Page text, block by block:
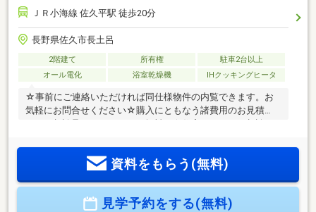
ＪＲ小海線 佐久平駅 徒歩20分
長野県佐久市長土呂
2階建て 所有権
駐車2台以上
オール電化
浴室乾燥機 IHクッキングヒータ
☆事前にご連絡いただければ同仕様物件の内覧できます。お
気軽にお問合せください☆購入にともなう諸費用のお見積
物件敷地内にはNTT東日本所有の電柱が１本あります。それ
に対して年間１５００円の敷地使用料が支払われます。 ナ
資料をもらう(無料)
見学予約をする(無料)